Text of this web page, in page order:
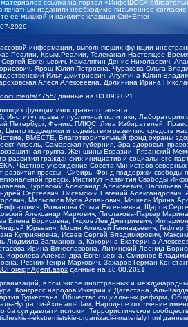
материалов ссылка на портал «ИнфоШОС»
печатных изданиях необходимо письменное
ее мышкой и нажмите клавиши Ctrl+Enter
2026
информации, выполняющих функции
Крым.Реалии, Телеканал Настоящее
Евгеньевич, Камалягин Денис Николаевич,
Ярош Юлия Петровна, Чуракова Ольга
Илья Дмитриевич, Апухтина Юлия
Алеся Алексеевна, Долинина Ирина
7755/ данные на 03.09.2021
функции иностранного агента:
Институт права и публичной политики,
Петербург, Феникс ПЛЮС, Лига Избирателей,
поддержки и содействия развитию средств
ВМЕСТЕ, Благотворительный фонд охраны
Апрель, Самарская губерния, Эра здоровья,
группа, Женщины Евразии, Рязанский
развития гражданских инициатив и социального
учреждение Совета Министров северных
прессы - Сибирь, Фонд поддержки
прессы, Институт Развития Свободы
Туровский Александр Алексеевич,
Сергеевич, Писемский Евгений
Мальсагов Муса Асланович, Мошель Ирина
Романова Ольга Евгеньевна, Щаров
Александр Маркович, Пислакова-Паркер
Елена Борисовна, Гудков Лев Дмитриевич,
Юрьевич, Мосин Алексей Геннадьевич,
Куприяновна, Исаев Сергей Владимирович,
Людмила Залмановна, Кокорина Екатерина
Ирина Вячеславовна, Литинский Леонид
Королева Александра Евгеньевна, Смирнов
Резник Генри Маркович, Захаров Герман
данные на 28.08.2021
в том числе иностранных и
Конгресс народов Ичкерии и Дагестана, Аль-
Туркестана, Общество социальных реформ,
аль-Нусра ли-Ахль аш-Шам, Народное ополчение
ба суи давлати исломи, Террористическое
i-ekstremistskie-organizacii-i-materialy.html